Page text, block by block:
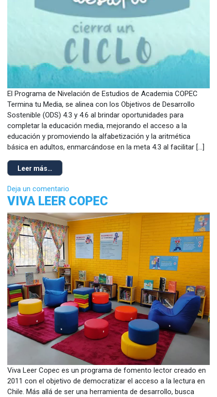
El Programa de Nivelación de Estudios de Academia COPEC
Termina tu Media, se alinea con los Objetivos de Desarrollo
Sostenible (ODS) 4.3 y 4.6 al brindar oportunidades para
completar la educación media, mejorando el acceso a la
educación y promoviendo la alfabetización y la aritmética
básica en adultos, enmarcándose en la meta 4.3 al facilitar […]
Leer más…
Deja un comentario
VIVA LEER COPEC
Viva Leer Copec es un programa de fomento lector creado en
2011 con el objetivo de democratizar el acceso a la lectura en
Chile. Más allá de ser una herramienta de desarrollo, busca